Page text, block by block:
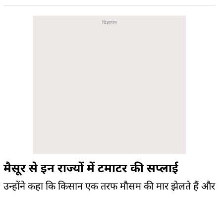
मैसूर से इन राज्यों में टमाटर की सप्लाई
उन्होंने कहा कि किसान एक तरफ मौसम की मार झेलते हैं और